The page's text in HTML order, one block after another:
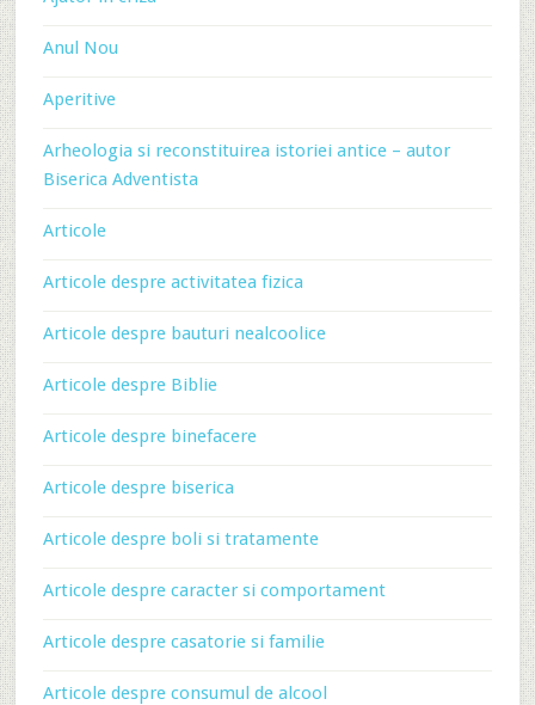
Anul Nou
Aperitive
Arheologia si reconstituirea istoriei antice – autor
Biserica Adventista
Articole
Articole despre activitatea fizica
Articole despre bauturi nealcoolice
Articole despre Biblie
Articole despre binefacere
Articole despre biserica
Articole despre boli si tratamente
Articole despre caracter si comportament
Articole despre casatorie si familie
Articole despre consumul de alcool